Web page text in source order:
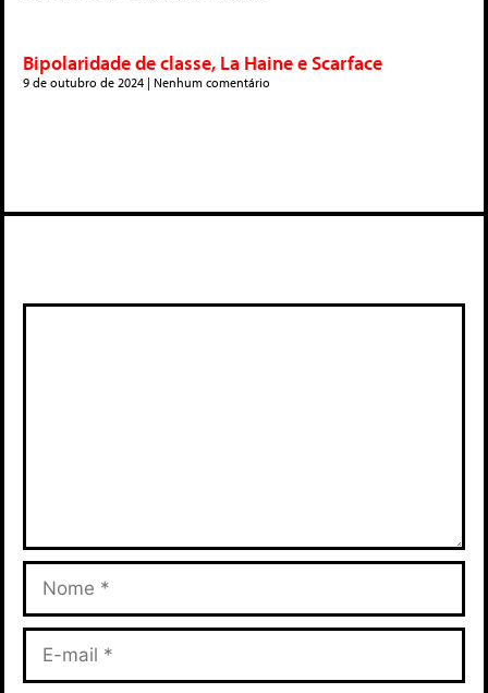
Bipolaridade de classe, La Haine e Scarface
9 de outubro de 2024 Nenhum comentário